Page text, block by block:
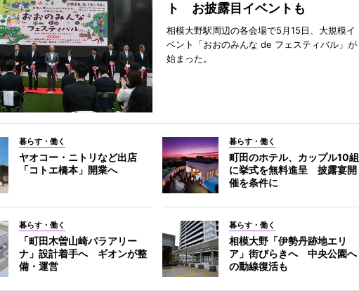
ト お披露目イベントも
相模大野駅周辺の各会場で5月15日、大規模イ
ベント「おおのみんな de フェスティバル」が
始まった。
暮らす・働く
ヤオコー・ニトリなど出店
「コトエ橋本」開業へ
暮らす・働く
町田のホテル、カップル10組
に挙式を無料進呈 披露宴開
催を条件に
暮らす・働く
「町田木曽山崎パラアリー
ナ」設計着手へ ギオンが整
備・運営
暮らす・働く
相模大野「伊勢丹跡地エリ
ア」街びらきへ 中央公園へ
の動線復活も